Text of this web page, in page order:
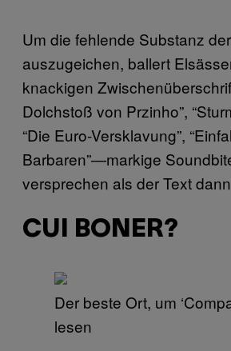
Um die fehlende Substanz
auszugeichen, ballert
knackigen
Dolchstoß von Przinho”,
“Die Euro-Versklavung”,
Barbaren”—markige
versprechen als der Text
CUI BONER?
Der beste Ort, um
lesen